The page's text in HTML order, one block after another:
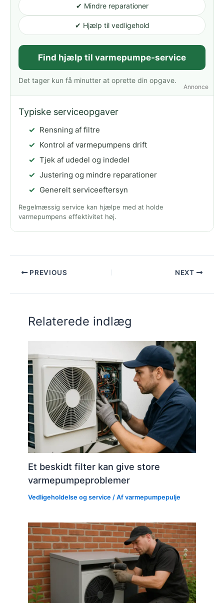
Annonce
✔ Mindre reparationer
✔ Hjælp til vedligehold
Find hjælp til varmepumpe-service
Det tager kun få minutter at oprette din opgave.
Typiske serviceopgaver
Rensning af filtre
Kontrol af varmepumpens drift
Tjek af udedel og indedel
Justering og mindre reparationer
Generelt serviceeftersyn
Regelmæssig service kan hjælpe med at holde
varmepumpens effektivitet høj.
PREVIOUS NEXT
Relaterede indlæg
Et beskidt filter kan give store
varmepumpeproblemer
Vedligeholdelse og service / Afvarmepumpepulje